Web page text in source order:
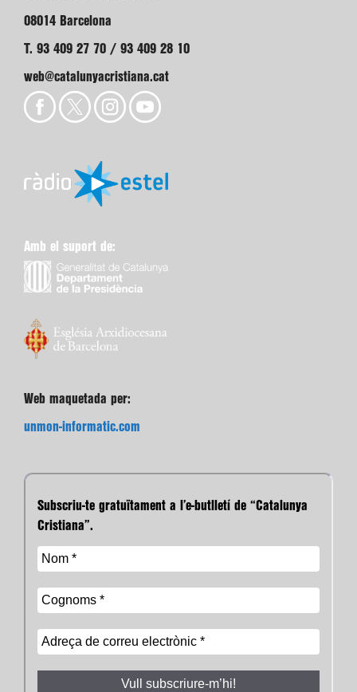
08014 Barcelona
T. 93 409 27 70 / 93 409 28 10
web@catalunyacristiana.cat
Amb el suport de:
Web maquetada per:
unmon-informatic.com
Subscriu-te gratuïtament a l’e-butlletí de “Catalunya
Cristiana”.